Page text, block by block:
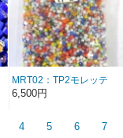
MRT02：TP2モレッテ
ィ・ミルフィオリミック
6,500円
4 5 6 7